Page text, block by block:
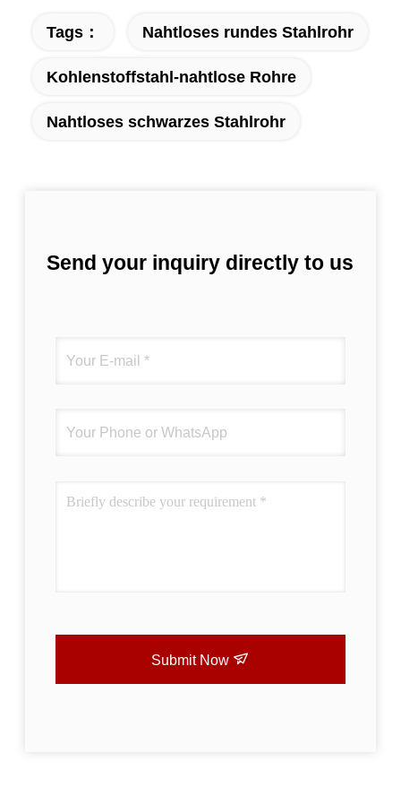
Tags： Nahtloses rundes Stahlrohr
Kohlenstoffstahl-nahtlose Rohre
Nahtloses schwarzes Stahlrohr
Send your inquiry directly to us
Submit Now